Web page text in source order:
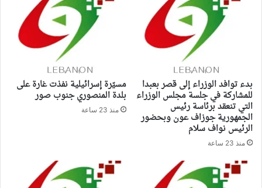
بدء توافد الوزراء إلى قصر بعبدا
للمشاركة في جلسة مجلس الوزراء
التي تنعقد برئاسة رئيس
الجمهورية جوزاف عون وبحضور
الرئيس نواف سلام
منذ 23 ساعة
مسيّرة إسرائيلية نفذت غارة على
بلدة المنصوري جنوب صور
منذ 23 ساعة